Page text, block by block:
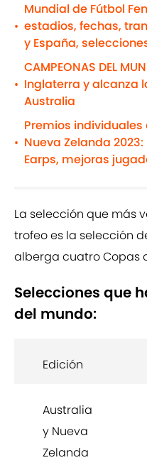
•
Mundial de Fútbol
estadios, fechas,
y España,
•
CAMPEONAS DEL
Inglaterra y alcanza
Australia
•
Premios
Nueva Zelanda
Earps, mejoras
La selección que más
trofeo es la selección
alberga cuatro Copas
Selecciones que
del mundo:
Edición
Australia
y Nueva
Zelanda